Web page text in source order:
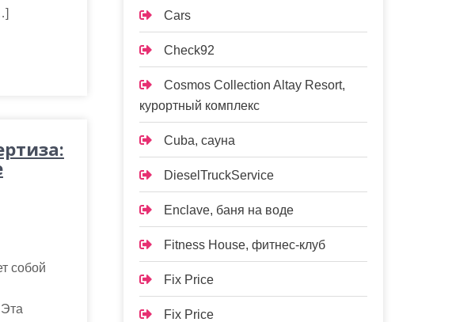
собой
Cars
Check92
Cosmos Collection Altay Resort,
курортный комплекс
Cuba, сауна
DieselTruckService
Enclave, баня на воде
Fitness House, фитнес-клуб
Fix Price
Fix Price